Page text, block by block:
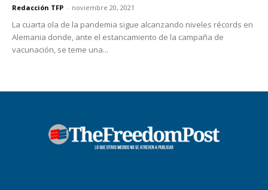
Redacción TFP - noviembre 20, 2021
La cuarta ola de la pandemia sigue alcanzando niveles récords en
Alemania donde, ante el estancamiento de la campaña de
vacunación, se teme una...